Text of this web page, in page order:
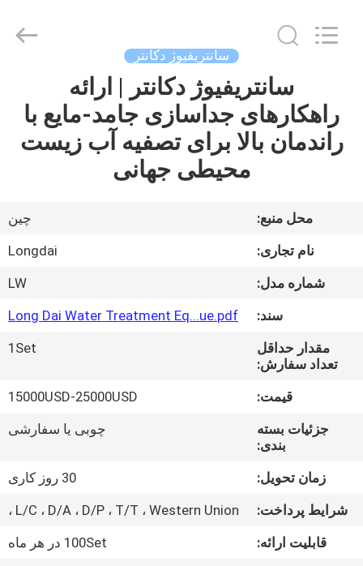
محصولات
نمایش
کارخانه
کنترل
کیفیت
سانتریفیوژ دکانتر
سانتریفیوژ دکانتر | ارائه
راهکارهای جداسازی جامد-مایع با
راندمان بالا برای تصفیه آب زیست
محیطی جهانی
محل منبع:
چین
نام تجاری:
Longdai
شماره مدل:
LW
سند:
Long Dai Water Treatment Eq...ue.pdf
مقدار حداقل
تعداد سفارش:
1Set
قیمت:
15000USD-25000USD
جزئیات بسته
بندی:
چوبی یا سفارشی
زمان تحویل:
30 روز کاری
شرایط پرداخت:
L/C ، D/A ، D/P ، T/T ، Western Union ،
قابلیت ارائه:
100Set در هر ماه